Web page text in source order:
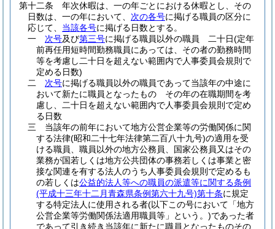
第十二条
年次休暇は、一の年ごとにおける休暇とし、その
日数は、一の年において、 次の各号に掲げる職員の区分に
応じて、 当該各号に掲げる日数とする。
一
次号及び第三号に掲げる職員以外の職員 二十日(定年
前再任用短時間勤務職員にあっては、その者の勤務時間
等を考慮し二十日を超えない範囲内で人事委員会規則で
定める日数)
二
次号に掲げる職員以外の職員であって当該年の中途に
おいて新たに職員となったもの その年の在職期間を考
慮し、二十日を超えない範囲内で人事委員会規則で定め
る日数
三
当該年の前年において地方公営企業等の労働関係に関
する法律(昭和二十七年法律第二百八十九号)の適用を受
ける職員、職員以外の地方公務員、国家公務員又はその
業務が国若しくは地方公共団体の事務若しくは事業と密
接な関連を有する法人のうち人事委員会規則で定めるも
の若しくは公益的法人等への職員の派遣等に関する条例
(平成十三年十二月青森県条例第六十九号)第十条に規定
する特定法人に使用される者(以下この号において「地方
公営企業等労働関係法適用職員等」という。)であった者
であって引き続き当該年に新たに職員となったものその